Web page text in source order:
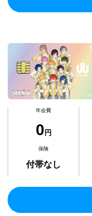
年会費
0 円
保険
付帯なし